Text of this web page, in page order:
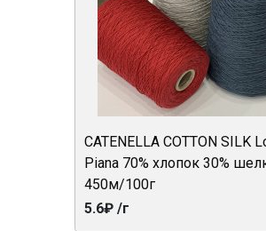
CATENELLA COTTON SILK
Piana 70% хлопок 30%
450м/100г
5.6₽ /г